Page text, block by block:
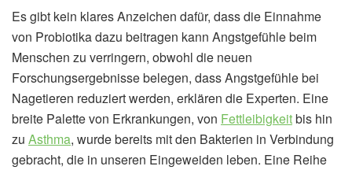
Es gibt kein klares Anzeichen dafür, dass die Einnahme
von Probiotika dazu beitragen kann Angstgefühle beim
Menschen zu verringern, obwohl die neuen
Forschungsergebnisse belegen, dass Angstgefühle bei
Nagetieren reduziert werden, erklären die Experten. Eine
breite Palette von Erkrankungen, von Fettleibigkeitbis hin
zu Asthma, wurde bereits mit den Bakterien in Verbindung
gebracht, die in unseren Eingeweiden leben. Eine Reihe